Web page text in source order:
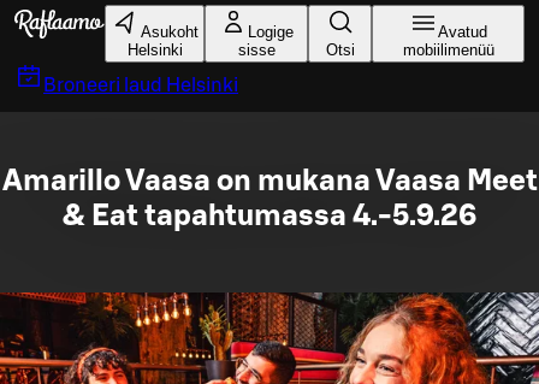
Liigu peamise sisu juurde
Asukoht
Helsinki
Logige
sisse
Otsi
Avatud
mobiilimenüü
Broneeri laud Helsinki
Amarillo Vaasa on mukana Vaasa Meet
& Eat tapahtumassa 4.-5.9.26